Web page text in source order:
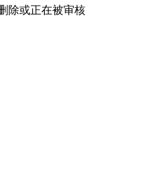
除或正在被审核